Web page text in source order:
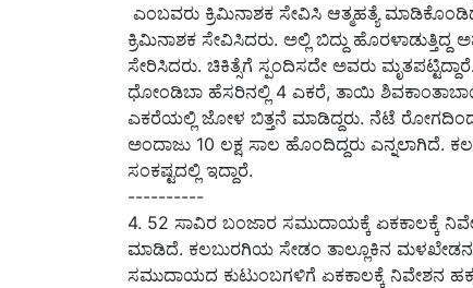
ಎಂಬವರು ಕ್ರಿಮಿನಾಶಕ ಸೇವಿಸಿ ಆತ್ಮಹತ್ಯೆ
ಕ್ರಿಮಿನಾಶಕ ಸೇವಿಸಿದರು. ಅಲ್ಲಿ ಬಿದ್ದು
ಸೇರಿಸಿದರು. ಚಿಕಿತ್ಸೆಗೆ ಸ್ಪಂದಿಸದೇ ಅವರು
ಧೋಂಡಿಬಾ ಹೆಸರಿನಲ್ಲಿ 4 ಎಕರೆ, ತಾಯಿ
ಎಕರೆಯಲ್ಲಿ ಜೋಳ ಬಿತ್ತನೆ ಮಾಡಿದ್ದರು. ನೆಟೆ ರೋಗದಿಂದ
ಅಂದಾಜು 10 ಲಕ್ಷ ಸಾಲ ಹೊಂದಿದ್ದರು ಎನ್ನಲಾಗಿದೆ.
ಸಂಕಷ್ಟದಲ್ಲಿ ಇದ್ದಾರೆ.
----------
4. 52 ಸಾವಿರ ಬಂಜಾರ ಸಮುದಾಯಕ್ಕೆ ಏಕಕಾಲಕ್ಕೆ
ಮಾಡಿದೆ. ಕಲಬುರಗಿಯ ಸೇಡಂ ತಾಲ್ಲೂಕಿನ
ಸಮುದಾಯದ ಕುಟುಂಬಗಳಿಗೆ ಏಕಕಾಲಕ್ಕೆ ನಿವೇಶನ